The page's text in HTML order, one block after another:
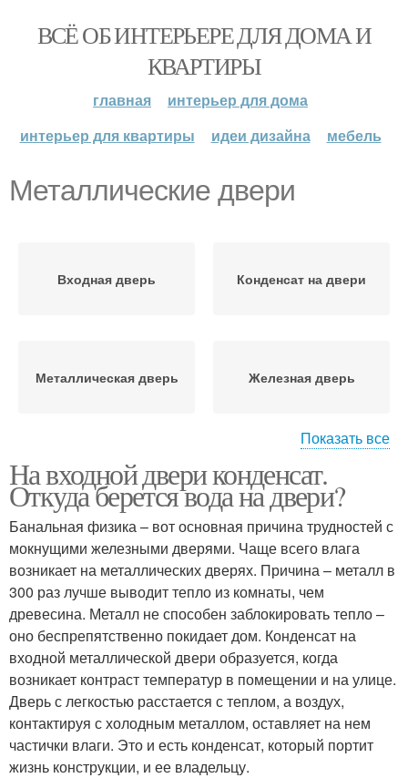
ВСЁ ОБ ИНТЕРЬЕРЕ ДЛЯ ДОМА И
КВАРТИРЫ
главная
интерьер для дома
интерьер для квартиры
идеи дизайна мебель
Металлические двери
Входная дверь Конденсат на двери
Металлическая дверь Железная дверь
Дверь с
терморазрывом
Двери в квартиру
Двери в частном доме
Показать все
На входной двери конденсат.
Откуда берется вода на двери?
Банальная физика – вот основная причина трудностей с
мокнущими железными дверями. Чаще всего влага
возникает на металлических дверях. Причина – металл в
300 раз лучше выводит тепло из комнаты, чем
древесина. Металл не способен заблокировать тепло –
оно беспрепятственно покидает дом. Конденсат на
входной металлической двери образуется, когда
возникает контраст температур в помещении и на улице.
Дверь с легкостью расстается с теплом, а воздух,
контактируя с холодным металлом, оставляет на нем
частички влаги. Это и есть конденсат, который портит
жизнь конструкции, и ее владельцу.